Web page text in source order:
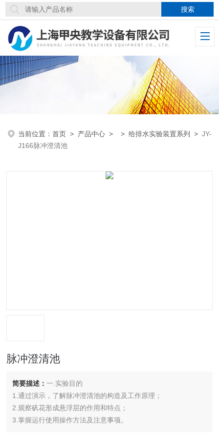
当前位置：首页 > 产品中心 > >给排水实验装置系列 >JY-
J166脉冲澄清池
脉冲澄清池
简要描述：一.实验目的
1.通过演示，了解脉冲澄清池的构造及工作原理；
2.观察矾花形成悬浮层的作用和特点；
3.掌握运行使用操作方法及注意事项。